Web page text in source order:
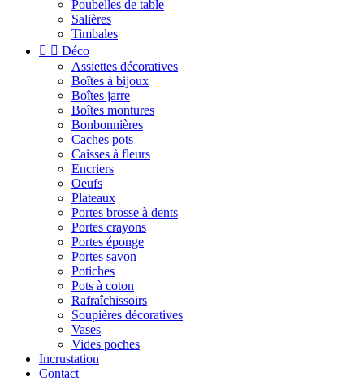
Poubelles de table
Salières
Timbales
  Déco
Assiettes décoratives
Boîtes à bijoux
Boîtes jarre
Boîtes montures
Bonbonnières
Caches pots
Caisses à fleurs
Encriers
Oeufs
Plateaux
Portes brosse à dents
Portes crayons
Portes éponge
Portes savon
Potiches
Pots à coton
Rafraîchissoirs
Soupières décoratives
Vases
Vides poches
Incrustation
Contact